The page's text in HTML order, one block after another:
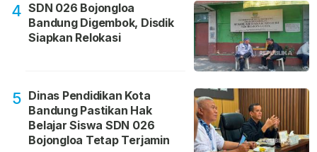
4 SDN 026 Bojongloa
Bandung Digembok, Disdik
Siapkan Relokasi
5 Dinas Pendidikan Kota
Bandung Pastikan Hak
Belajar Siswa SDN 026
Bojongloa Tetap Terjamin